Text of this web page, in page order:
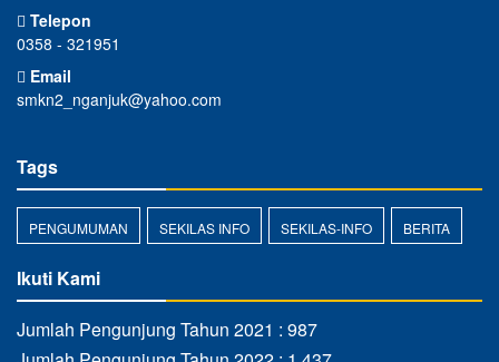
Telepon
0358 - 321951
Email
smkn2_nganjuk@yahoo.com
Tags
PENGUMUMAN SEKILAS INFO SEKILAS-INFO BERITA
Ikuti Kami
Jumlah Pengunjung Tahun 2021 : 987